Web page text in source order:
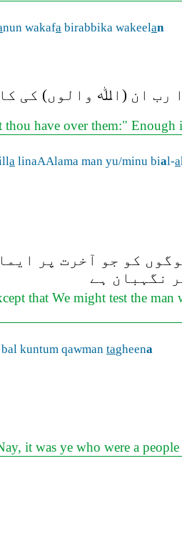
nun wakafa birabbika wakeelan
رب ان (اﷲ والوں) کی
have over them:"
a linaAAlama man yu/minu bial-a
کو جو آخرت پر
نگہبان ہے
that We might test the
kuntum qawman tagheena
it was ye who were a